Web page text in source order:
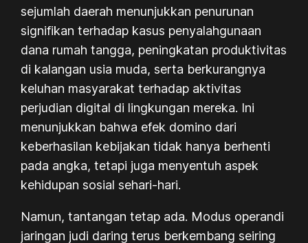
sejumlah daerah menunjukkan penurunan
signifikan terhadap kasus penyalahgunaan
dana rumah tangga, peningkatan produktivitas
di kalangan usia muda, serta berkurangnya
keluhan masyarakat terhadap aktivitas
perjudian digital di lingkungan mereka. Ini
menunjukkan bahwa efek domino dari
keberhasilan kebijakan tidak hanya berhenti
pada angka, tetapi juga menyentuh aspek
kehidupan sosial sehari-hari.
Namun, tantangan tetap ada. Modus operandi
jaringan judi daring terus berkembang seiring